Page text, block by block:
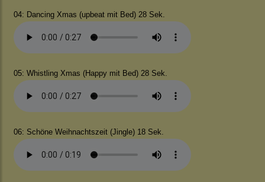
04: Dancing Xmas (upbeat mit Bed) 28 Sek.
05: Whistling Xmas (Happy mit Bed) 28 Sek.
06: Schöne Weihnachtszeit (Jingle) 18 Sek.